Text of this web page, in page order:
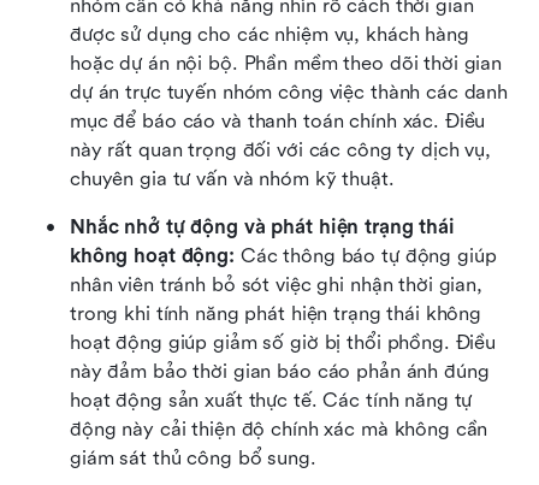
nhóm cần có khả năng nhìn rõ cách thời gian
được sử dụng cho các nhiệm vụ, khách hàng
hoặc dự án nội bộ. Phần mềm theo dõi thời gian
dự án trực tuyến nhóm công việc thành các danh
mục để báo cáo và thanh toán chính xác. Điều
này rất quan trọng đối với các công ty dịch vụ,
chuyên gia tư vấn và nhóm kỹ thuật.
Nhắc nhở tự động và phát hiện trạng thái
không hoạt động: Các thông báo tự động giúp
nhân viên tránh bỏ sót việc ghi nhận thời gian,
trong khi tính năng phát hiện trạng thái không
hoạt động giúp giảm số giờ bị thổi phồng. Điều
này đảm bảo thời gian báo cáo phản ánh đúng
hoạt động sản xuất thực tế. Các tính năng tự
động này cải thiện độ chính xác mà không cần
giám sát thủ công bổ sung.